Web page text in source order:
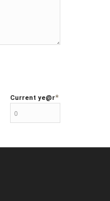
Current ye@r*